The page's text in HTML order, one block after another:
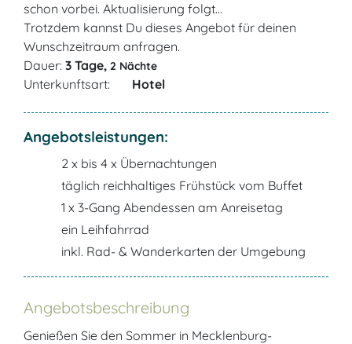
schon vorbei. Aktualisierung folgt...
Trotzdem kannst Du dieses Angebot für deinen
Wunschzeitraum anfragen.
Dauer: 3 Tage, 2 Nächte
Unterkunftsart: Hotel
Angebotsleistungen:
2 x bis 4 x Übernachtungen
täglich reichhaltiges Frühstück vom Buffet
1 x 3-Gang Abendessen am Anreisetag
ein Leihfahrrad
inkl. Rad- & Wanderkarten der Umgebung
Angebotsbeschreibung
Genießen Sie den Sommer in Mecklenburg-